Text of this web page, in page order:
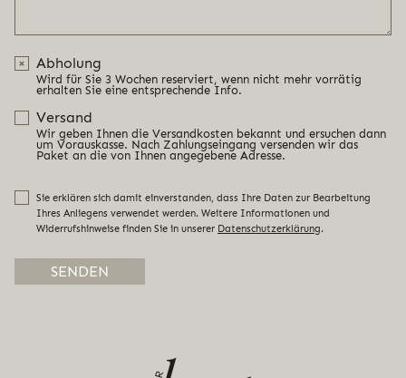
Abholung
Wird für Sie 3 Wochen reserviert, wenn nicht mehr vorrätig
erhalten Sie eine entsprechende Info.
Versand
Wir geben Ihnen die Versandkosten bekannt und ersuchen dann
um Vorauskasse. Nach Zahlungseingang versenden wir das
Paket an die von Ihnen angegebene Adresse.
Sie erklären sich damit einverstanden, dass Ihre Daten zur Bearbeitung
Ihres Anliegens verwendet werden. Weitere Informationen und
Widerrufshinweise finden Sie in unserer Datenschutzerklärung.